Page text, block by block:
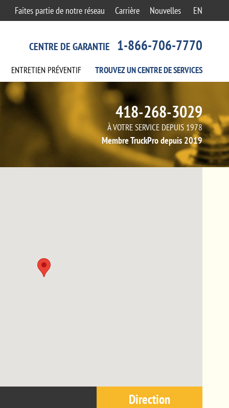
Faites partie de notre réseau Carrière Nouvelles EN
CENTRE DE GARANTIE 1-866-706-7770
ENTRETIEN PRÉVENTIF TROUVEZ UN CENTREDE SERVICES
418-268-3029
À VOTRE SERVICE DEPUIS 1978
Membre TruckPro depuis 2019
Direction